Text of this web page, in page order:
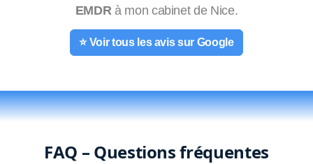
EMDRà mon cabinet de Nice.
⭐ Voir tous les avis sur Google
FAQ – Questions fréquentes